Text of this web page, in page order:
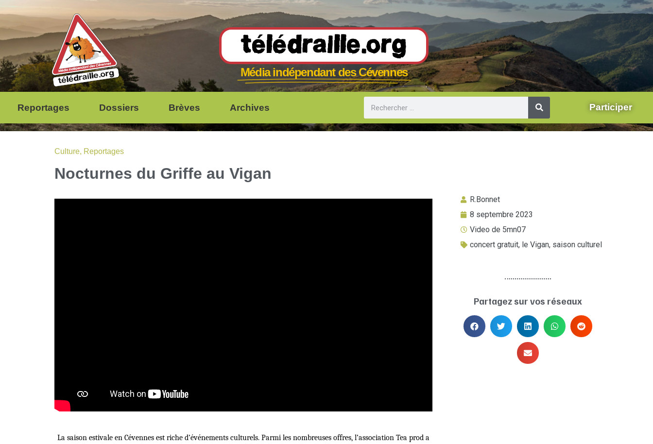
Télédraille.org
Média indépendant des Cévennes
Reportages Dossiers Brèves Archives Participer
Culture, Reportages
Nocturnes du Griffe au Vigan
La saison estivale en Cévennes est riche d’événements culturels. Parmi les nombreuses offres, l’association Tea prod a
R.Bonnet
8 septembre 2023
Video de 5mn07
concert gratuit, le Vigan, saison culturel
Partagez sur vos réseaux